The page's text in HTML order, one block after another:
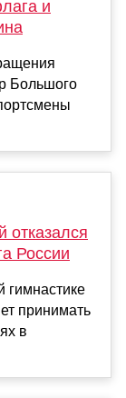
и
Большого
отказался
России
гимнастике
принимать
в